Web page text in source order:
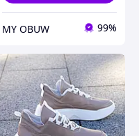
MY OBUW 99%